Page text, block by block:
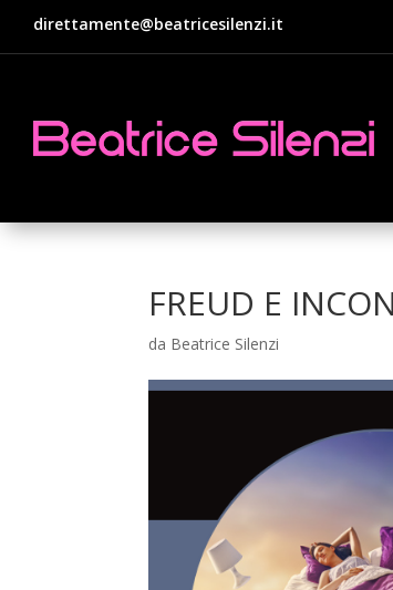
direttamente@beatricesilenzi.it
FREUD E
da Beatrice Silenzi